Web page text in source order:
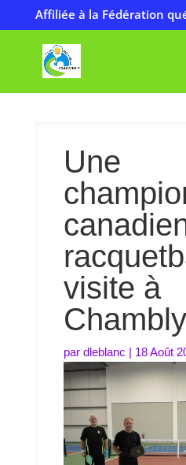
Affiliée à la Fédération
Une
visite à
Chambly
par dleblanc | 18 Août